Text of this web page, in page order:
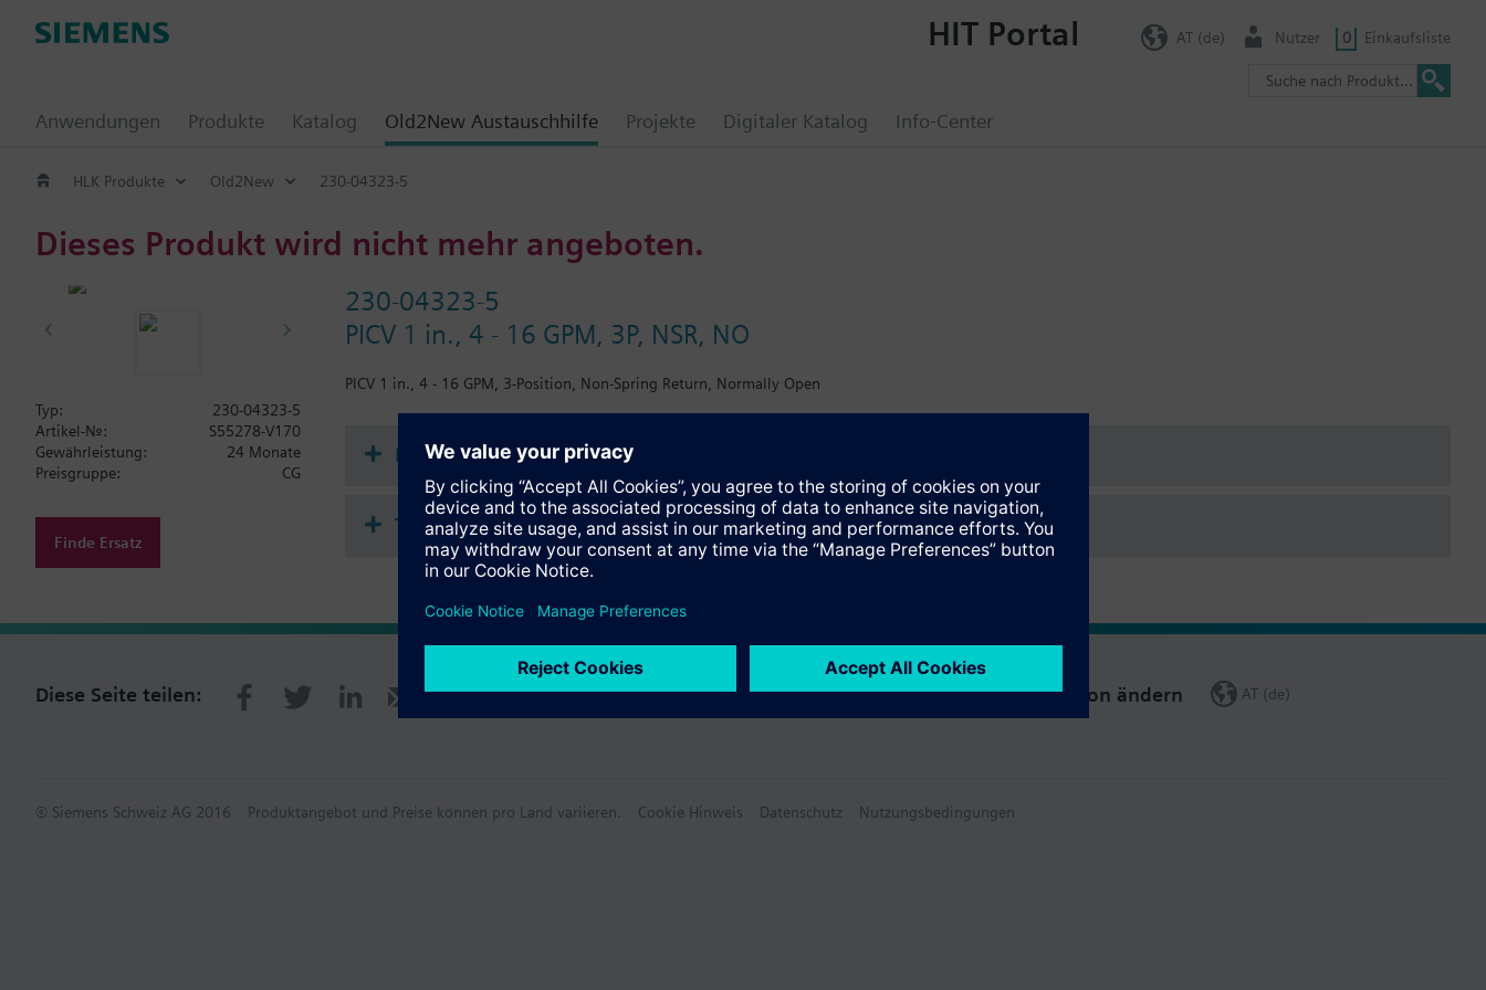
Anwendungen Produkte Katalog Old2New Austauschhilfe Projekte Digitaler Katalog Info-Center
HIT Portal AT (de) Nutzer 0 Einkaufsliste
HLK Produkte Old2New 230-04323-5
Dieses Produkt wird nicht mehr angeboten.
230-04323-5
PICV 1 in., 4 - 16 GPM, 3P, NSR, NO
PICV 1 in., 4 - 16 GPM, 3-Position, Non-Spring Return, Normally Open
Typ:
230-04323-5
Artikel-Nr.:
S55278-V170
Gewährleistung:
24 Monate
Preisgruppe:
CG
Finde Ersatz
Dokumente
Technische Daten
Diese Seite teilen: Region ändern AT (de)
© Siemens Schweiz AG 2016 Produktangebot und Preise können pro Land variieren. Cookie Hinweis Datenschutz Nutzungsbedingungen